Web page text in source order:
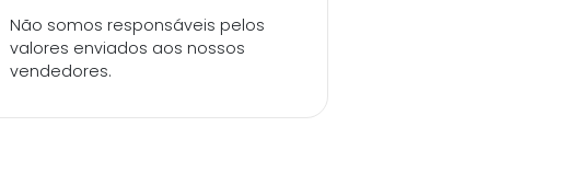
Não somos responsáveis pelos
valores enviados aos nossos
vendedores.